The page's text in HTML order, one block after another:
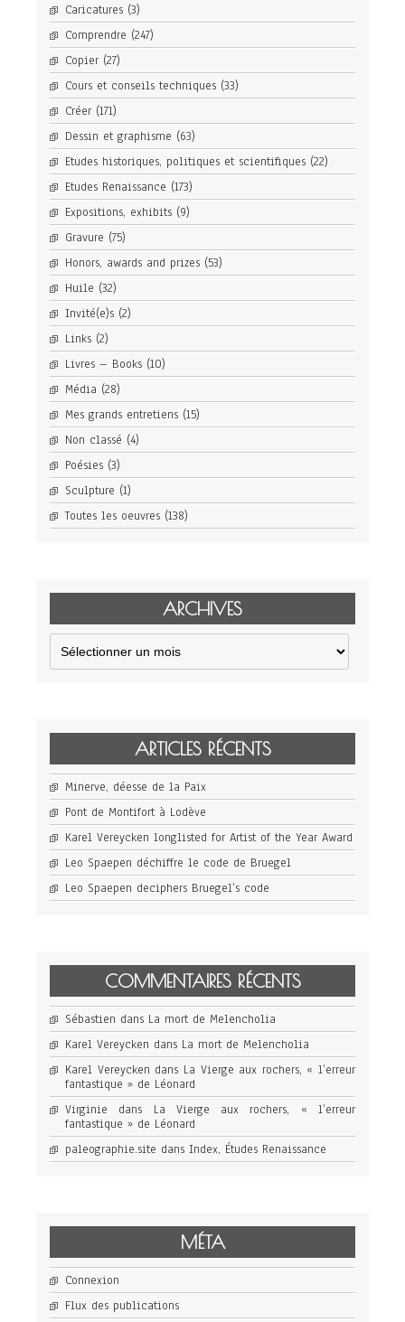
Caricatures (3)
Comprendre (247)
Copier (27)
Cours et conseils techniques (33)
Créer (171)
Dessin et graphisme (63)
Etudes historiques, politiques et scientifiques (22)
Etudes Renaissance (173)
Expositions, exhibits (9)
Gravure (75)
Honors, awards and prizes (53)
Huile (32)
Invité(e)s (2)
Links (2)
Livres – Books (10)
Média (28)
Mes grands entretiens (15)
Non classé (4)
Poésies (3)
Sculpture (1)
Toutes les oeuvres (138)
ARCHIVES
Archives
ARTICLES RÉCENTS
Minerve, déesse de la Paix
Pont de Montifort à Lodève
Karel Vereycken longlisted for Artist of the Year Award
Leo Spaepen déchiffre le code de Bruegel
Leo Spaepen deciphers Bruegel’s code
COMMENTAIRES RÉCENTS
Sébastien dans La mort de Melencholia
Karel Vereycken dans La mort de Melencholia
Karel Vereycken dans La Vierge aux rochers, « l’erreur
fantastique » de Léonard
Virginie dans La Vierge aux rochers, « l’erreur
fantastique » de Léonard
paleographie.site dans Index, Études Renaissance
MÉTA
Connexion
Flux des publications